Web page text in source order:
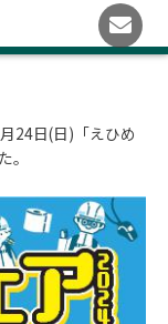
24日(日)「えひめ
。